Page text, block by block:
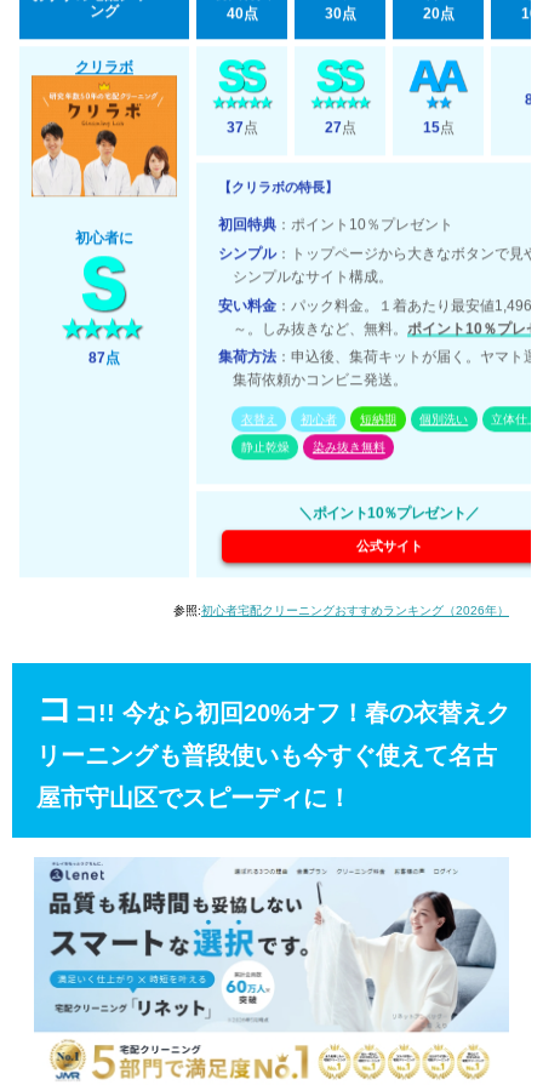
ング
40点
30点
20点
10
クリラボ
初心者に
87点
37点 27点 15点
8
【クリラボの特長】
初回特典 ：ポイント10％プレゼント
シンプル：トップページから大きなボタンで見や
シンプルなサイト構成。
安い料金 ：パック料金。１着あたり最安値1,496
～。しみ抜きなど、無料。 ポイント10％プレ
集荷方法 ：申込後、集荷キットが届く。ヤマト運
集荷依頼かコンビニ発送。
衣替え 初心者 短納期 個別洗い 立体仕上
静止乾燥 染み抜き無料
＼ポイント10％プレゼント／
公式サイト
参照:初心者宅配クリーニングおすすめランキング（2026年）
コ コ!! 今なら初回20%オフ！春の衣替えク
リーニングも普段使いも今すぐ使えて名古
屋市守山区でスピーディに！